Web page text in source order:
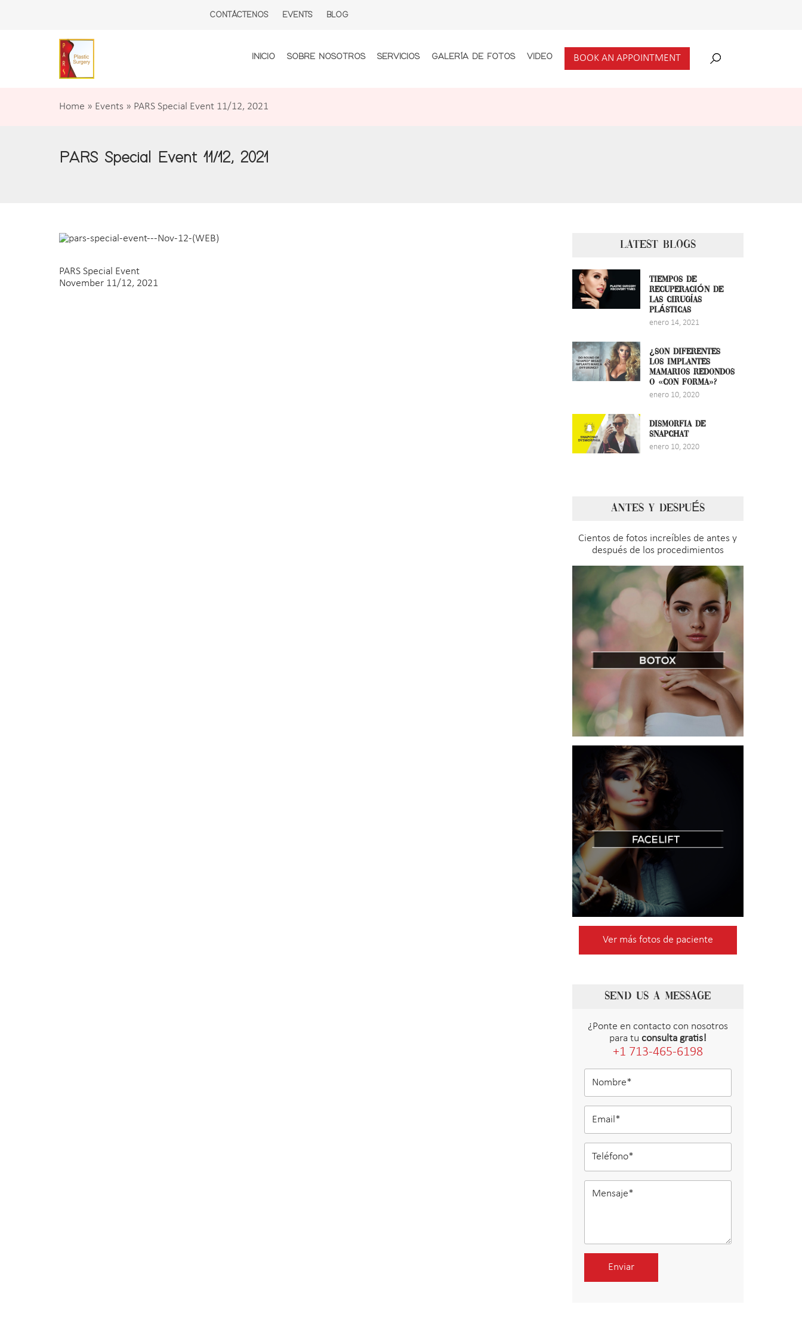
CONTÁCTENOS EVENTS BLOG
INICIO SOBRE NOSOTROS SERVICIOS GALERÍA DE FOTOS VIDEO BOOK AN APPOINTMENT
Home » Events » PARS Special Event 11/12, 2021
PARS Special Event 11/12, 2021
PARS Special Event
November 11/12, 2021
LATEST BLOGS
TIEMPOS DE
RECUPERACIÓN DE
LAS CIRUGÍAS
PLÁSTICAS
enero 14, 2021
¿SON DIFERENTES
LOS IMPLANTES
MAMARIOS REDONDOS
O «CON FORMA»?
enero 10, 2020
DISMORFIA DE
SNAPCHAT
enero 10, 2020
ANTES Y DESPUÉS
Cientos de fotos increíbles de antes y
después de los procedimientos
Ver más fotos de paciente
SEND US A MESSAGE
¿Ponte en contacto con nosotros
para tu consulta gratis!
+1 713-465-6198